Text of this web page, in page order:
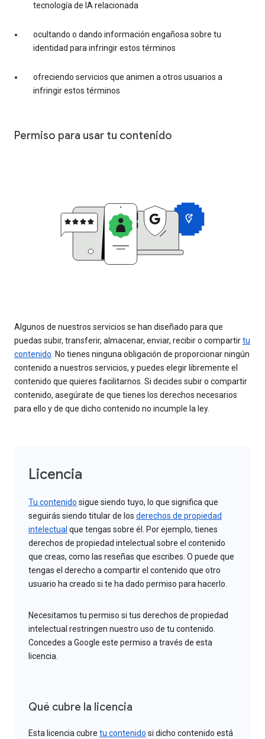
tecnología de IA relacionada
ocultando o dando información engañosa sobre tu
identidad para infringir estos términos
ofreciendo servicios que animen a otros usuarios a
infringir estos términos
Permiso para usar tu contenido
Algunos de nuestros servicios se han diseñado para que
puedas subir, transferir, almacenar, enviar, recibir o compartirtu
contenido. No tienes ninguna obligación de proporcionar ningún
contenido a nuestros servicios, y puedes elegir libremente el
contenido que quieres facilitarnos. Si decides subir o compartir
contenido, asegúrate de que tienes los derechos necesarios
para ello y de que dicho contenido no incumple la ley.
Licencia
Tu contenido sigue siendo tuyo, lo que significa que
seguirás siendo titular de los derechos de propiedad
intelectual que tengas sobre él. Por ejemplo, tienes
derechos de propiedad intelectual sobre el contenido
que creas, como las reseñas que escribes. O puede que
tengas el derecho a compartir el contenido que otro
usuario ha creado si te ha dado permiso para hacerlo.
Necesitamos tu permiso si tus derechos de propiedad
intelectual restringen nuestro uso de tu contenido.
Concedes a Google este permiso a través de esta
licencia.
Qué cubre la licencia
Esta licencia cubre tu contenido si dicho contenido está